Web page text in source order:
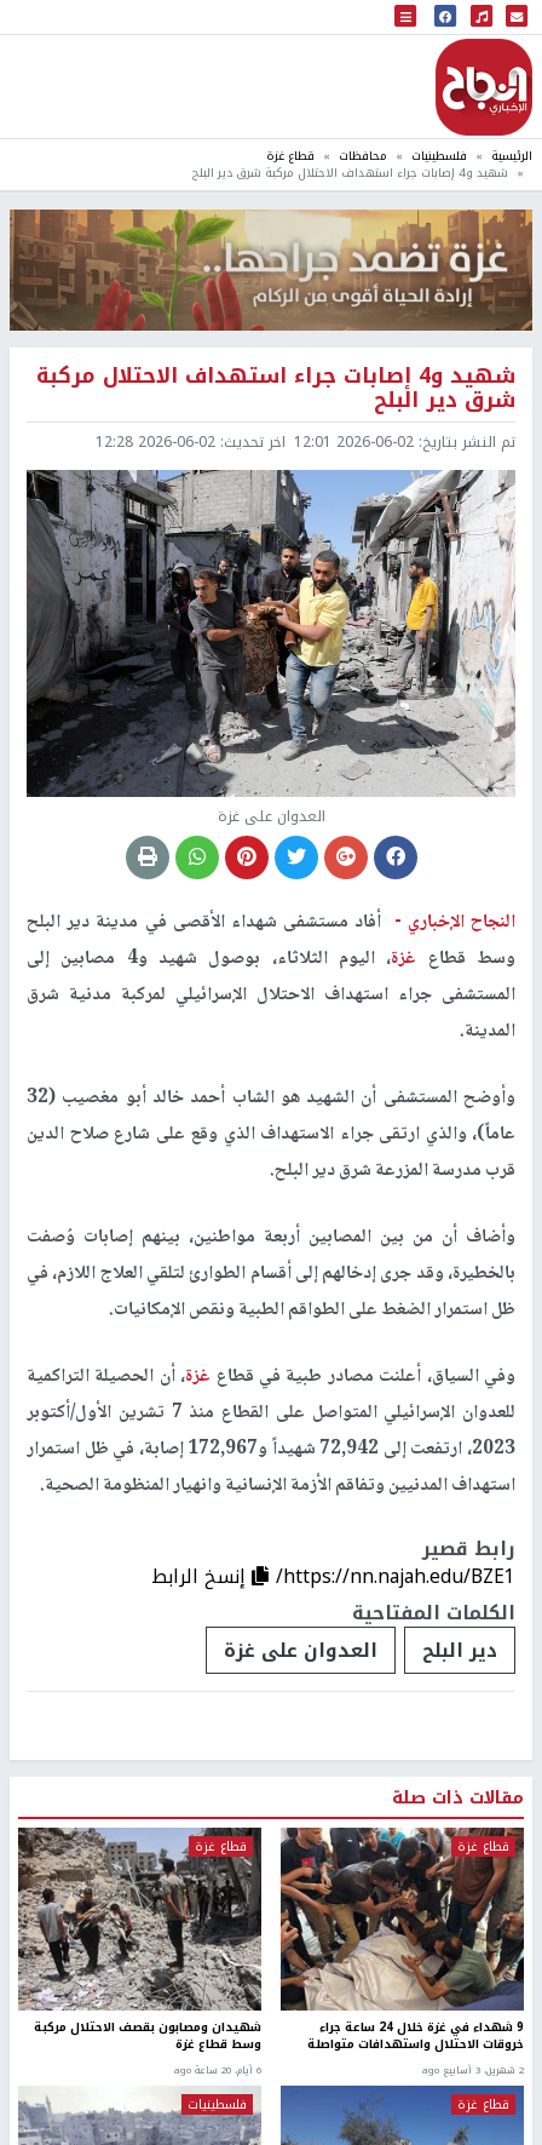
البث المباشر
إذاعة النجاح
الرئيسية فلسطينيات محافظات قطاع غزة
شهيد و4 إصابات جراء استهداف الاحتلال مركبة شرق دير البلح
شهيد و4 إصابات جراء استهداف الاحتلال مركبة
شرق دير البلح
تم النشر بتاريخ: 2026-06-02 12:01 اخر تحديث: 2026-06-02 12:28
العدوان على غزة
النجاح الإخباري - أفاد مستشفى شهداء الأقصى في مدينة دير البلح
وسط قطاع غزة
، اليوم الثلاثاء، بوصول شهيد و4 مصابين إلى
المستشفى جراء استهداف الاحتلال الإسرائيلي لمركبة مدنية شرق
المدينة.
وأوضح المستشفى أن الشهيد هو الشاب أحمد خالد أبو مغصيب (32
عاماً)، والذي ارتقى جراء الاستهداف الذي وقع على شارع صلاح الدين
قرب مدرسة المزرعة شرق دير البلح.
وأضاف أن من بين المصابين أربعة مواطنين، بينهم إصابات وُصفت
بالخطيرة، وقد جرى إدخالهم إلى أقسام الطوارئ لتلقي العلاج اللازم، في
ظل استمرار الضغط على الطواقم الطبية ونقص الإمكانيات.
وفي السياق، أعلنت مصادر طبية في قطاع غزة، أن الحصيلة التراكمية
للعدوان الإسرائيلي المتواصل على القطاع منذ 7 تشرين الأول/أكتوبر
2023، ارتفعت إلى 72,942 شهيداً و172,967 إصابة، في ظل استمرار
استهداف المدنيين وتفاقم الأزمة الإنسانية وانهيار المنظومة الصحية.
رابط قصير
https://nn.najah.edu/BZE1/
إنسخ الرابط
الكلمات المفتاحية
دير البلح
العدوان على غزة
مقالات ذات صلة
قطاع غزة
9 شهداء في غزة خلال 24 ساعة جراء
خروقات الاحتلال واستهدافات متواصلة
2 شهرين، 3 أسابيع ago
قطاع غزة
شهيدان ومصابون بقصف الاحتلال مركبة
وسط قطاع غزة
6 أيام، 20 ساعة ago
قطاع غزة فلسطينيات